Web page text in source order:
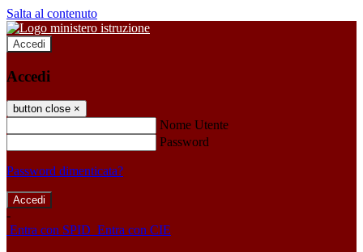
Salta al contenuto
Accedi
Accedi
button close ×
Nome Utente
Password
Password dimenticata?
-
Entra con SPID Entra con CIE